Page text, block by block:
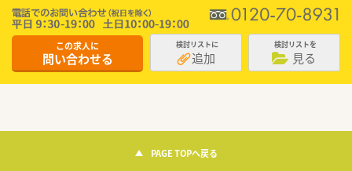
この求人に
問い合わせる
検討リストに
追加
検討リストを
見る
PAGE TOPへ戻る